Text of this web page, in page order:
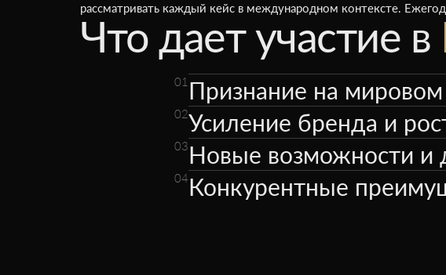
рассматривать каждый кейс в международном контексте.
Что дает участие в
01 Признание на
02Усиление бренда и
03Новые возможности и
04Конкурентные